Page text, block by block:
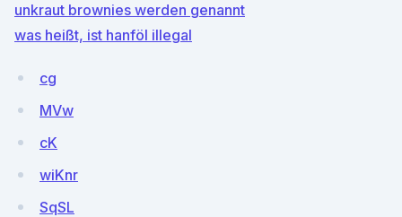
unkraut brownies werden genannt
was heißt, ist hanföl illegal
cg
MVw
cK
wiKnr
SqSL